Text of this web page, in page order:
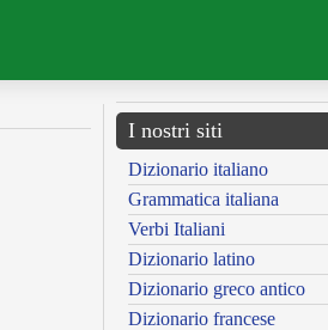
I nostri siti
Dizionario italiano
Grammatica italiana
Verbi Italiani
Dizionario latino
Dizionario greco antico
Dizionario francese